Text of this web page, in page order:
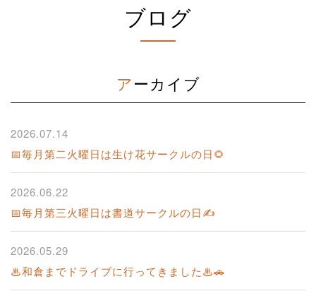
ブログ
アーカイブ
2026.07.14
📅毎月第二火曜日は生け花サークルの日🌻
2026.06.22
📅毎月第三火曜日は書道サークルの日✍️
2026.05.29
♨和倉までドライブに行ってきました♨🚗